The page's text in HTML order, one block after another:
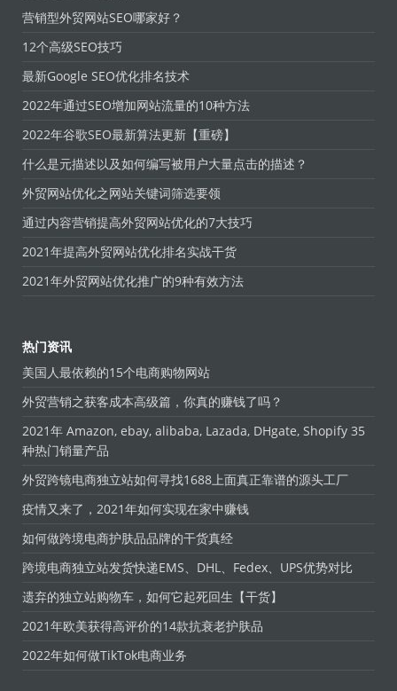
营销型外贸网站SEO哪家好？
12个高级SEO技巧
最新Google SEO优化排名技术
2022年通过SEO增加网站流量的10种方法
2022年谷歌SEO最新算法更新【重磅】
什么是元描述以及如何编写被用户大量点击的描述？
外贸网站优化之网站关键词筛选要领
通过内容营销提高外贸网站优化的7大技巧
2021年提高外贸网站优化排名实战干货
2021年外贸网站优化推广的9种有效方法
热门资讯
美国人最依赖的15个电商购物网站
外贸营销之获客成本高级篇，你真的赚钱了吗？
2021年 Amazon, ebay, alibaba, Lazada, DHgate, Shopify 35
种热门销量产品
外贸跨镜电商独立站如何寻找1688上面真正靠谱的源头工厂
疫情又来了，2021年如何实现在家中赚钱
如何做跨境电商护肤品品牌的干货真经
跨境电商独立站发货快递EMS、DHL、Fedex、UPS优势对比
遗弃的独立站购物车，如何它起死回生【干货】
2021年欧美获得高评价的14款抗衰老护肤品
2022年如何做TikTok电商业务